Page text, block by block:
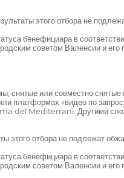
этого отбора не
бенефициара в
советом Валенсии и его
снятые или совместно
платформах «видео по
del Mediterrani. Другими
этого отбора не подлежат
бенефициара в
советом Валенсии и его